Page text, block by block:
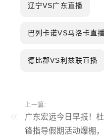
辽宁VS广东直播
巴列卡诺VS马洛卡直播
德比郡VS利兹联直播
上一篇:
广东宏远今日早报！杜
锋指导假期活动爆棚，